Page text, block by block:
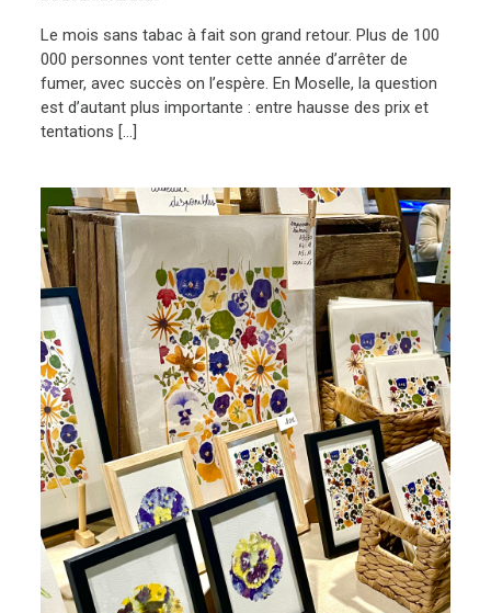
Le mois sans tabac à fait son grand retour. Plus de 100
000 personnes vont tenter cette année d’arrêter de
fumer, avec succès on l’espère. En Moselle, la question
est d’autant plus importante : entre hausse des prix et
tentations […]